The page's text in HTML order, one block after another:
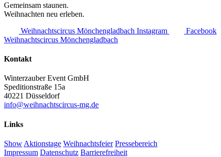
Gemeinsam staunen.
Weihnachten neu erleben.
Weihnachtscircus Mönchengladbach Instagram
Facebook
Weihnachtscircus Mönchengladbach
Kontakt
Winterzauber Event GmbH
Speditionstraße 15a
40221 Düsseldorf
info@weihnachtscircus-mg.de
Links
Show Aktionstage Weihnachtsfeier Pressebereich
Impressum Datenschutz Barrierefreiheit